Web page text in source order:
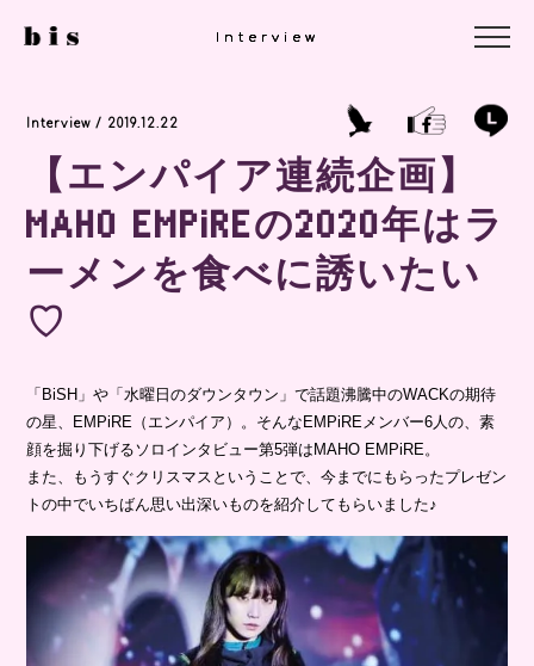
Interview
Interview / 2019.12.22
【エンパイア連続企画】
MAHO EMPiREの2020年はラ
ーメンを食べに誘いたい
♡
「BiSH」や「水曜日のダウンタウン」で話題沸騰中のWACKの期待
の星、EMPiRE（エンパイア）。そんなEMPiREメンバー6人の、素
顔を掘り下げるソロインタビュー第5弾はMAHO EMPiRE。
また、もうすぐクリスマスということで、今までにもらったプレゼン
トの中でいちばん思い出深いものを紹介してもらいました♪
Interview
Interview